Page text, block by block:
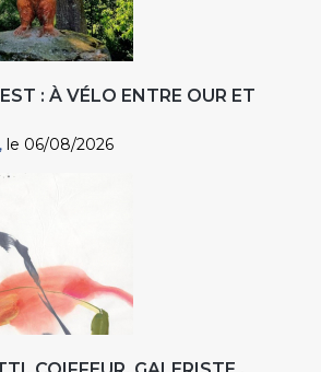
: À VÉLO ENTRE OUR ET
le 06/08/2026